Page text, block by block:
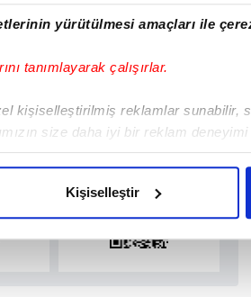
yürütülmesi amaçları ile
tanımlayarak çalışırlar.
kişiselleştirilmiş reklamlar sunabilir,
size daha iyi bir reklam
gösterdiğimizi ve bu noktada,
hatırlatmak isteriz.
takdirde, kullanıcılara
olup gerekli olan çerezler
Kişiselleştir